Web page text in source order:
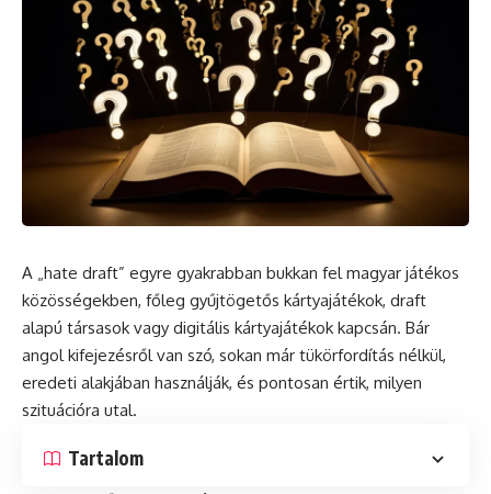
A „hate draft” egyre gyakrabban bukkan fel magyar játékos
közösségekben, főleg gyűjtögetős kártyajátékok, draft
alapú társasok vagy digitális kártyajátékok kapcsán. Bár
angol kifejezésről van szó, sokan már tükörfordítás nélkül,
eredeti alakjában használják, és pontosan értik, milyen
szituációra utal.
Tartalom